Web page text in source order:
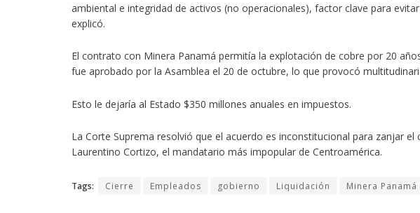
ambiental e integridad de activos (no operacionales), factor clave para
explicó.
El contrato con Minera Panamá permitía la explotación de cobre por 20
fue aprobado por la Asamblea el 20 de octubre, lo que provocó
Esto le dejaría al Estado $350 millones anuales en impuestos.
La Corte Suprema resolvió que el acuerdo es inconstitucional para zanjar
Laurentino Cortizo, el mandatario más impopular de Centroamérica.
Tags: Cierre Empleados gobierno Liquidación Minera Panamá